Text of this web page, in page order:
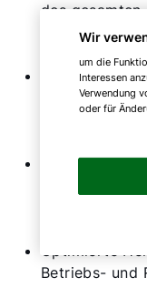
des
Heizkörper
Zudem ist
und somit
Eine
Optimierte
Betriebs- und
Wir
um die
Interessen
Verwendung
oder für